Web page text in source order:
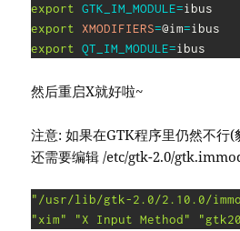
export GTK_IM_MODULE=
export XMODIFIERS=@im=
export QT_IM_MODULE=
然后重启X就好啦~
注意: 如果在GTK程序里仍然不行
还需要编辑 /etc/gtk-2.0/
"/usr/lib/gtk-2.0/2.10.0/
"xim"
"X Input Method"